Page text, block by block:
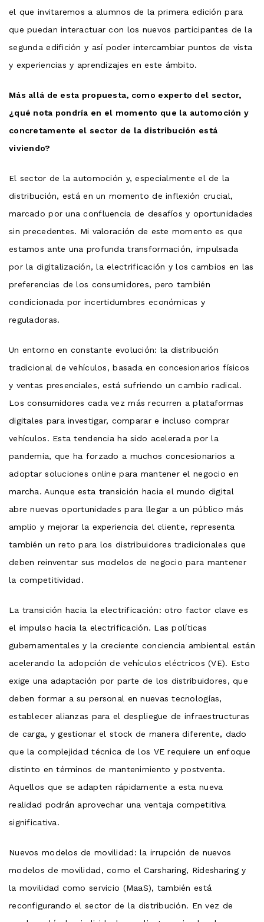
el que invitaremos a alumnos de la primera edición para
que puedan interactuar con los nuevos participantes de la
segunda edifición y así poder intercambiar puntos de vista
y experiencias y aprendizajes en este ámbito.
Más allá de esta propuesta, como experto del sector,
¿qué nota pondría en el momento que la automoción y
concretamente el sector de la distribución está
viviendo?
El sector de la automoción y, especialmente el de la
distribución, está en un momento de inflexión crucial,
marcado por una confluencia de desafíos y oportunidades
sin precedentes. Mi valoración de este momento es que
estamos ante una profunda transformación, impulsada
por la digitalización, la electrificación y los cambios en las
preferencias de los consumidores, pero también
condicionada por incertidumbres económicas y
reguladoras.
Un entorno en constante evolución: la distribución
tradicional de vehículos, basada en concesionarios físicos
y ventas presenciales, está sufriendo un cambio radical.
Los consumidores cada vez más recurren a plataformas
digitales para investigar, comparar e incluso comprar
vehículos. Esta tendencia ha sido acelerada por la
pandemia, que ha forzado a muchos concesionarios a
adoptar soluciones online para mantener el negocio en
marcha. Aunque esta transición hacia el mundo digital
abre nuevas oportunidades para llegar a un público más
amplio y mejorar la experiencia del cliente, representa
también un reto para los distribuidores tradicionales que
deben reinventar sus modelos de negocio para mantener
la competitividad.
La transición hacia la electrificación: otro factor clave es
el impulso hacia la electrificación. Las políticas
gubernamentales y la creciente conciencia ambiental están
acelerando la adopción de vehículos eléctricos (VE). Esto
exige una adaptación por parte de los distribuidores, que
deben formar a su personal en nuevas tecnologías,
establecer alianzas para el despliegue de infraestructuras
de carga, y gestionar el stock de manera diferente, dado
que la complejidad técnica de los VE requiere un enfoque
distinto en términos de mantenimiento y postventa.
Aquellos que se adapten rápidamente a esta nueva
realidad podrán aprovechar una ventaja competitiva
significativa.
Nuevos modelos de movilidad: la irrupción de nuevos
modelos de movilidad, como el Carsharing, Ridesharing y
la movilidad como servicio (MaaS), también está
reconfigurando el sector de la distribución. En vez de